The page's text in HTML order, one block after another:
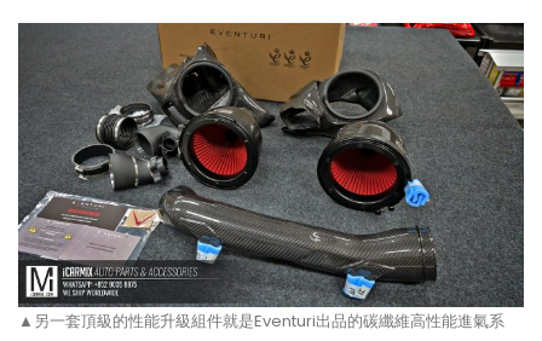
▲另一套頂級的性能升級組件就是Eventuri出品的碳纖維高性能進氣系